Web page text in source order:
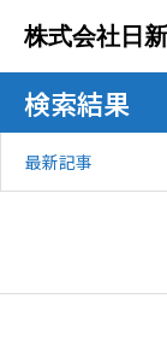
株式会社日
検索結果
最新記事